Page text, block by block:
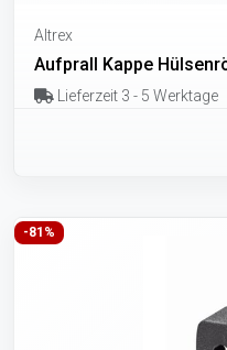
Altrex
Aufprall Kappe
Lieferzeit 3 - 5 Werktage
-81%